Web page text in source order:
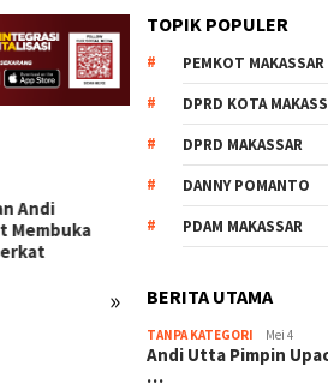
»
KSP Berkat
Zikir dan Doa
TOPIK POPULER
PEMKOT MAKASSAR
DPRD KOTA
DPRD MAKASSAR
DANNY POMANTO
PDAM MAKASSAR
BERITA UTAMA
TANPA KATEGORI Mei 4
Andi Utta Pimpin
…